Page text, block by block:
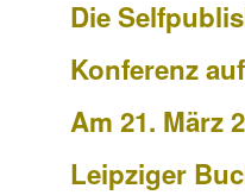
Die
Konferenz
Am 21. März
Leipziger